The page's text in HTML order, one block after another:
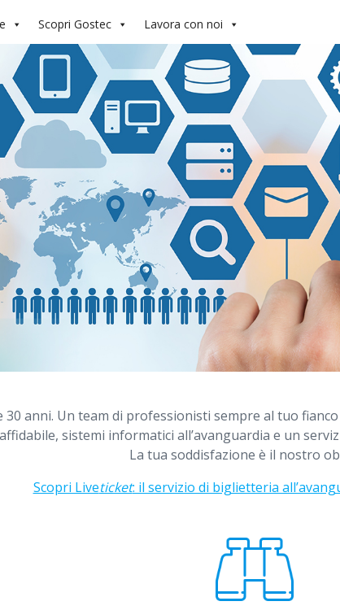
Scopri Gostec Lavora con noi
30 anni. Un team di professionisti sempre al tuo
affidabile, sistemi informatici all’avanguardia e un
La tua soddisfazione è il nostro
Scopri Liveticket: il servizio di biglietteria